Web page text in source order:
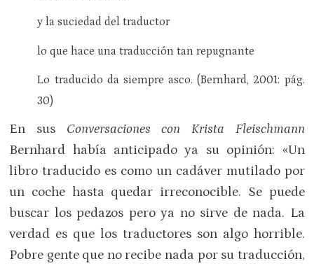
y la suciedad del traductor
lo que hace una traducción tan repugnante
Lo traducido da siempre asco.(Bernhard, 2001: pág.
30)
En sus Conversaciones con Krista Fleischmann
Bernhard había anticipado ya su opinión: «Un
libro traducido es como un cadáver mutilado por
un coche hasta quedar irreconocible. Se puede
buscar los pedazos pero ya no sirve de nada. La
verdad es que los traductores son algo horrible.
Pobre gente que no recibe nada por su traducción,